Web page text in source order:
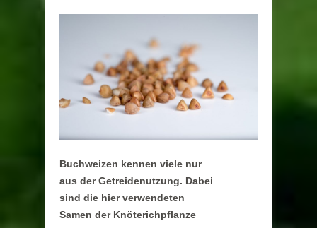
Buchweizen kennen viele nur
aus der Getreidenutzung. Dabei
sind die hier verwendeten
Samen der Knöterichpflanze